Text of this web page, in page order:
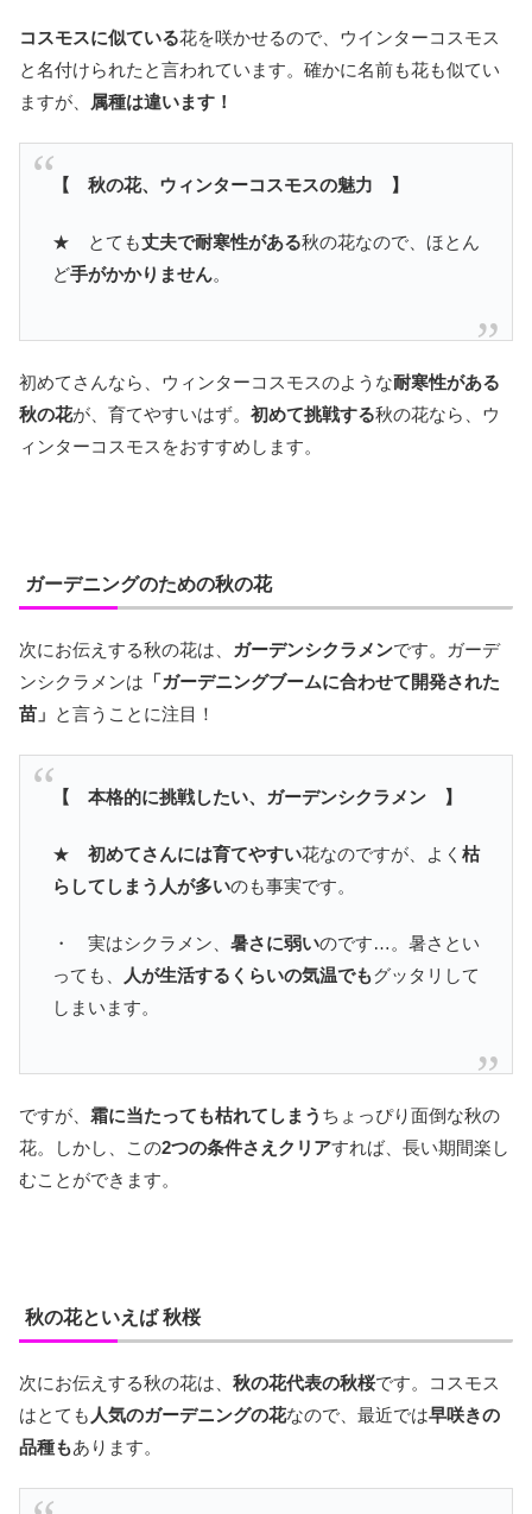
コスモスに似ている花を咲かせるので、ウインターコスモス
と名付けられたと言われています。確かに名前も花も似てい
ますが、
属種は違います！
【 秋の花、ウィンターコスモスの魅力 】
★ とても丈夫で耐寒性がある秋の花なので、ほとん
ど手がかかりません。
初めてさんなら、ウィンターコスモスのような耐寒性がある
秋の花が、育てやすいはず。 初めて挑戦する秋の花なら、ウ
ィンターコスモスをおすすめします。
ガーデニングのための秋の花
次にお伝えする秋の花は、 ガーデンシクラメンです。ガーデ
ンシクラメンは 「ガーデニングブームに合わせて開発された
苗」 と言うことに注目！
【 本格的に挑戦したい、ガーデンシクラメン 】
★ 初めてさんには育てやすい花なのですが、よく 枯
らしてしまう人が多いのも事実です。
・ 実はシクラメン、 暑さに弱いのです…。暑さとい
っても、
人が生活するくらいの気温でもグッタリして
しまいます。
ですが、 霜に当たっても枯れてしまう ちょっぴり面倒な秋の
花。しかし、この2つの条件さえクリアすれば、長い期間楽し
むことができます。
秋の花といえば 秋桜
次にお伝えする秋の花は、 秋の花代表の秋桜です。コスモス
はとても 人気のガーデニングの花なので、最近では早咲きの
品種もあります。